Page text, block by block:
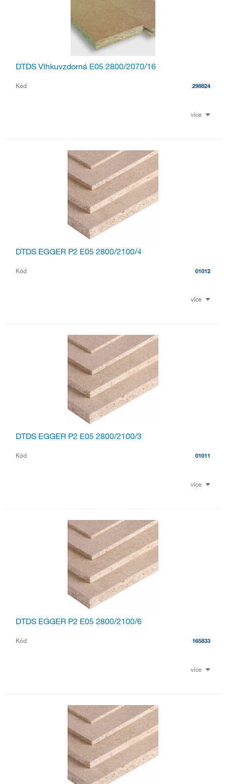
DTDS Vlhkuvzdorná E05 2800/2070/16
Kód 298824
více
DTDS EGGER P2 E05 2800/2100/4
Kód 01012
více
DTDS EGGER P2 E05 2800/2100/3
Kód 01011
více
DTDS EGGER P2 E05 2800/2100/6
Kód 165833
více